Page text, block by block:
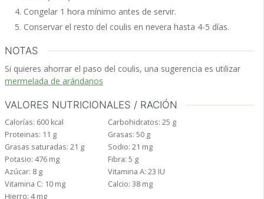
Congelar 1 hora mínimo antes de servir.
Conservar el resto del coulis en nevera hasta 4-5 días.
NOTAS
Si quieres ahorrar el paso del coulis, una sugerencia es utilizar
mermelada de arándanos
VALORES NUTRICIONALES / RACIÓN
Calorías: 600 kcal Carbohidratos: 25 g
Proteinas: 11 g Grasas: 50 g
Grasas saturadas: 21 g Sodio: 21 mg
Potasio: 476 mg Fibra: 5 g
Azúcar: 8 g Vitamina A: 23 IU
Vitamina C: 10 mg Calcio: 38 mg
Hierro: 4 mg